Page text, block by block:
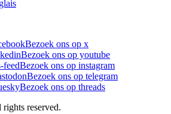
Bezoek ons op x
Bezoek ons op youtube
feedBezoek ons op instagram
Bezoek ons op telegram
Bezoek ons op threads
reserved.